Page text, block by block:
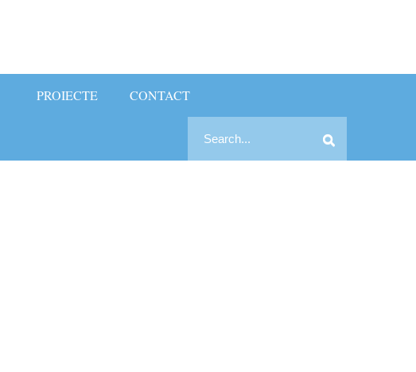
PROIECTE CONTACT
Search